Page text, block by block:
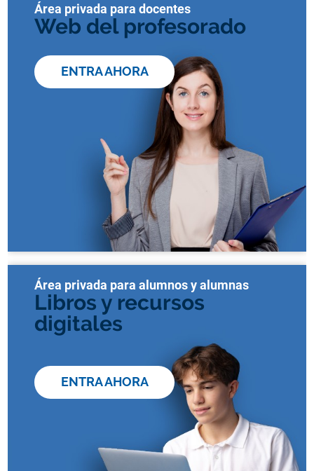
Área privada para docentes
Web del profesorado
ENTRA AHORA
Área privada para alumnos y alumnas
Libros y recursos
digitales
ENTRA AHORA